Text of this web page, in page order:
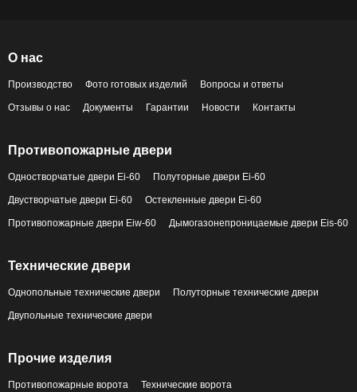
О нас
Производство Фото готовых изделий Вопросы и ответы
Отзывы о нас Документы Гарантии Новости Контакты
Противопожарные двери
Одностворчатые двери Ei-60 Полуторные двери Ei-60
Двустворчатые двери Ei-60 Остекленные двери Ei-60
Противопожарные двери Eiw-60 Дымогазонепроницаемые двери Eis-60
Технические двери
Однопольные технические двери Полуторные технические двери
Двупольные технические двери
Прочие изделия
Противопожарные ворота Технические ворота